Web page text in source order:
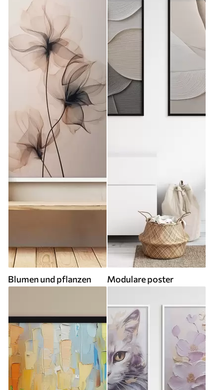
Blumen und pflanzen Modulare poster